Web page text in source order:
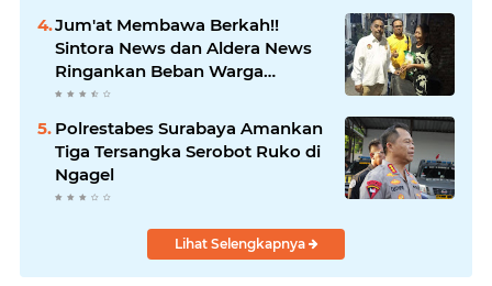
Hingga Tuntas
Jum'at Membawa Berkah!!
Sintora News dan Aldera News
Ringankan Beban Warga
Bangkitkan Pelaku UMKM
Polrestabes Surabaya Amankan
Tiga Tersangka Serobot Ruko di
Ngagel
Lihat Selengkapnya